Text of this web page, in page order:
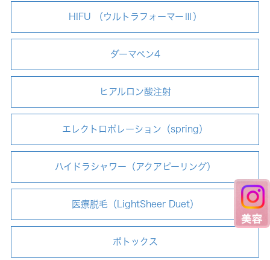
HIFU （ウルトラフォーマーⅢ）
ダーマペン4
ヒアルロン酸注射
エレクトロポレーション（spring）
ハイドラシャワー（アクアピーリング）
医療脱毛（LightSheer Duet）
ボトックス